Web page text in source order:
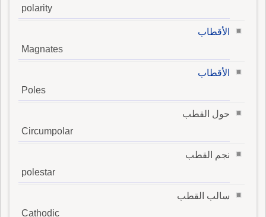
polarity
الأقطاب
Magnates
الأقطاب
Poles
حول القطب
Circumpolar
نجم القطب
polestar
سالب القطب
Cathodic